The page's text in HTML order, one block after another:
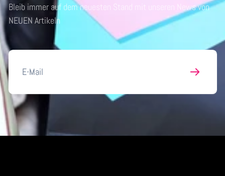
Bleib immer auf dem neuesten Stand mit unseren News von
NEUEN Artikeln
E-
Mail